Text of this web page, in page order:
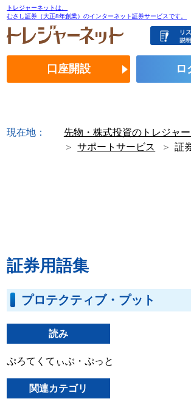
トレジャーネットは、
むさし証券（大正8年創業）のインターネット証券サービスです。
口座開設 ロ
現在地：
先物・株式投資のトレジャー
サポートサービス
証
証券用語集
プロテクティブ・プット
読み
ぷろてくてぃぶ・ぷっと
関連カテゴリ